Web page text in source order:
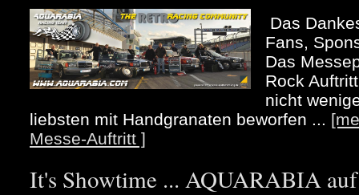
Das
Fans,
Das
Rock
nicht
liebsten mit Handgranaten beworfen ...
Messe-Auftritt ]
It's Showtime ... AQUARABIA